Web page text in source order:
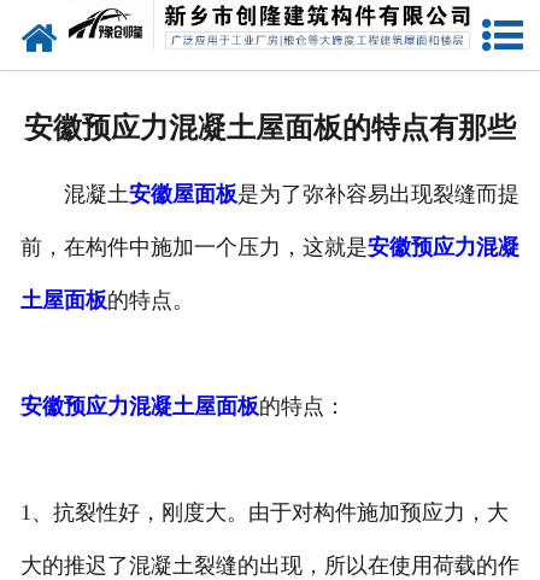
网站首页
安徽预应力混凝土屋面板的特点有那些
混凝土安徽屋面板是为了弥补容易出现裂缝而提
前，在构件中施加一个压力，这就是安徽预应力混凝
土屋面板的特点。
安徽预应力混凝土屋面板的特点：
1、抗裂性好，刚度大。由于对构件施加预应力，大
大的推迟了混凝土裂缝的出现，所以在使用荷载的作